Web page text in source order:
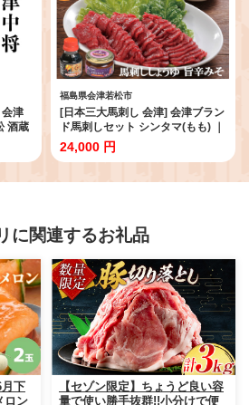
津
酒蔵
福島県会津若松市
[日本三大馬刺し 会津] 会津ブラン
ド馬刺しセット シンタマ(もも) ｜
会津若松 特産 名物 馬肉 国産 馬
肉刺し 馬刺身 旨辛みそ 馬刺しし
ブロック 冷蔵 [0456]
24,000 円
に関連するお礼品
月下
ロン
【セゾン限定】ちょうど良い容
量で使い勝手抜群!!小分けで便